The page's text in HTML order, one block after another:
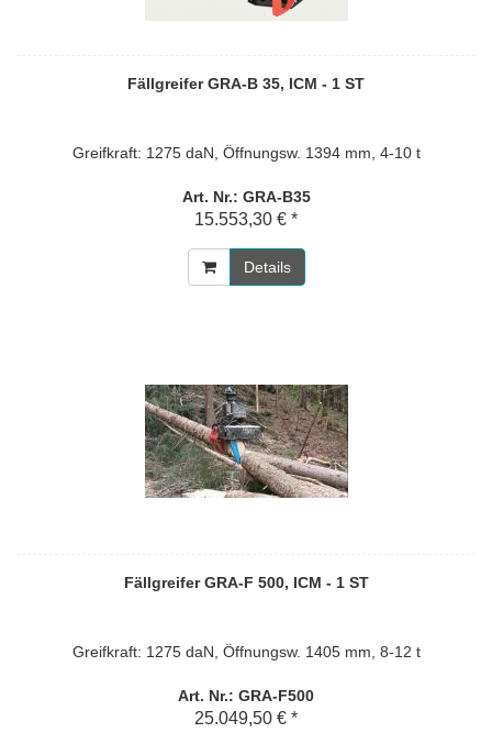
Fällgreifer GRA-B 35, ICM - 1 ST
Greifkraft: 1275 daN, Öffnungsw. 1394 mm, 4-10 t
Art. Nr.: GRA-B35
15.553,30 € *
Details
Fällgreifer GRA-F 500, ICM - 1 ST
Greifkraft: 1275 daN, Öffnungsw. 1405 mm, 8-12 t
Art. Nr.: GRA-F500
25.049,50 € *